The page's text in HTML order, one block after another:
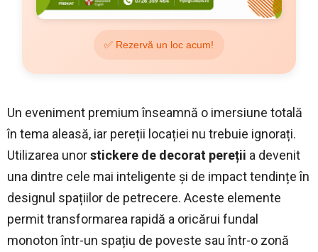
✅ Rezervă un loc acum!
Un eveniment premium înseamnă o imersiune totală
în tema aleasă, iar pereții locației nu trebuie ignorați.
Utilizarea unorstickere de decorat pereții a devenit
una dintre cele mai inteligente și de impact tendințe în
designul spațiilor de petrecere. Aceste elemente
permit transformarea rapidă a oricărui fundal
monoton într-un spațiu de poveste sau într-o zonă